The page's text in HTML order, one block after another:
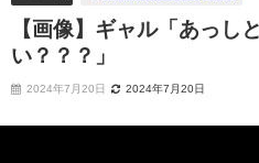
【画像】ギャル「あっし
い？？？」
2024年7月20日 2024年7月20日